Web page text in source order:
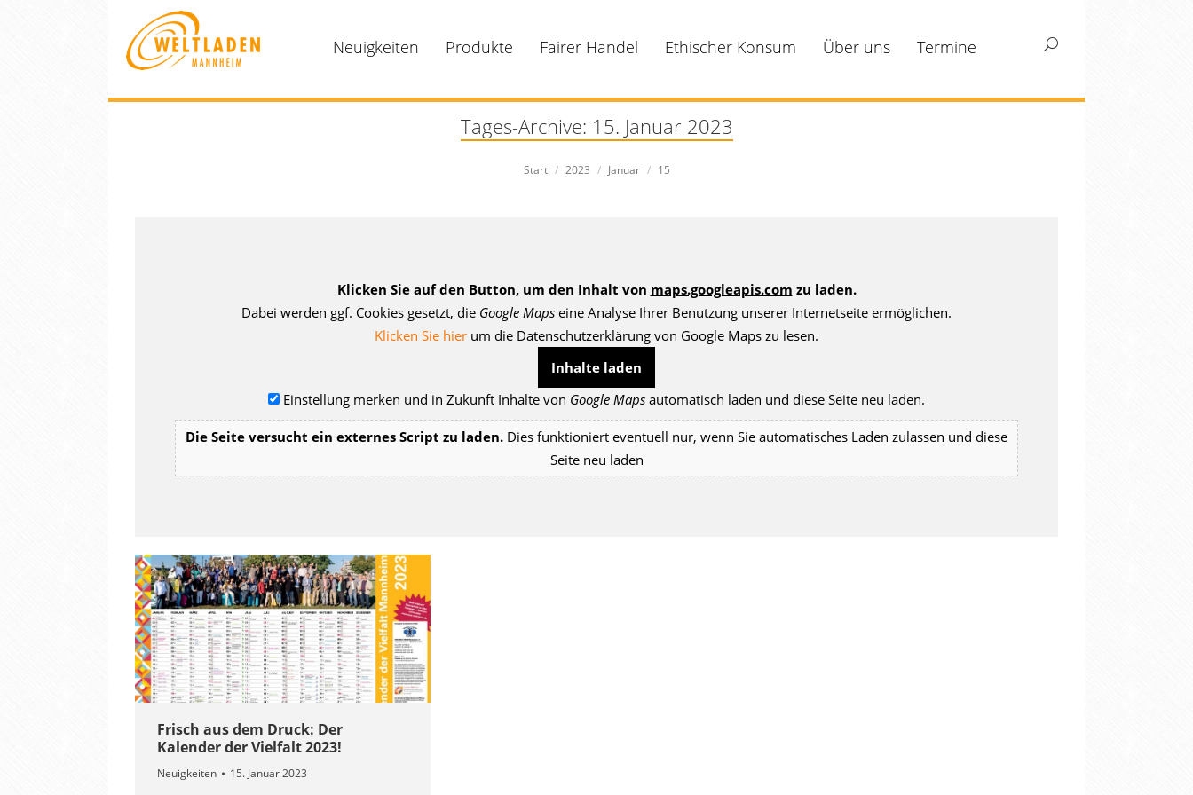
Neuigkeiten Produkte Fairer Handel Ethischer Konsum Über uns Termine Search:
Tages-Archive: 15. Januar 2023
Sie befinden sich hier:
Start 2023 Januar 15
Klicken Sie auf den Button, um den Inhalt von maps.googleapis.com zu laden.
Dabei werden ggf. Cookies gesetzt, die Google Maps eine Analyse Ihrer Benutzung unserer Internetseite ermöglichen.
Klicken Sie hier um die Datenschutzerklärung von Google Maps zu lesen.
Inhalte laden
Einstellung merken und in Zukunft Inhalte von Google Maps automatisch laden und diese Seite neu laden.
Die Seite versucht ein externes Script zu laden. Dies funktioniert eventuell nur, wenn Sie automatisches Laden zulassen und diese
Seite neu laden
Frisch aus dem Druck: Der
Kalender der Vielfalt 2023!
Neuigkeiten 15. Januar 2023